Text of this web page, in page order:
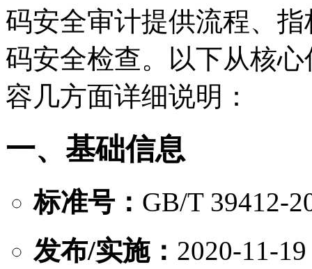
码安全审计提供流程、
码安全检查。以下从核
容几方面详细说明：
一、基础信息
标准号： GB/T 39412-
发布/实施： 2020-11-